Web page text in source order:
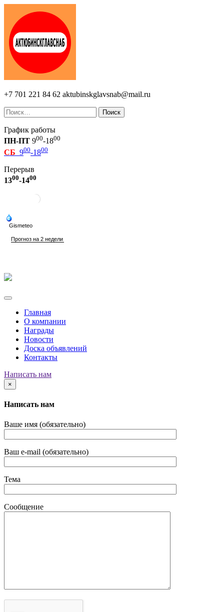
+7 701 221 84 62 aktubinskglavsnab@mail.ru
Поиск
График работы
ПН-ПТ 900-1800
СБ 900-1800
Перерыв
1300-1400
Главная
О компании
Награды
Новости
Доска объявлений
Контакты
Написать нам
×
Написать нам
Ваше имя (обязательно)
Ваш e-mail (обязательно)
Тема
Сообщение